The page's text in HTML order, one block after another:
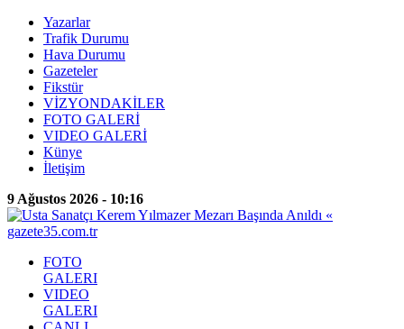
Yazarlar
Trafik Durumu
Hava Durumu
Gazeteler
Fikstür
VİZYONDAKİLER
FOTO GALERİ
VIDEO GALERİ
Künye
İletişim
9 Ağustos 2026 - 10:16
FOTO
GALERI
VIDEO
GALERI